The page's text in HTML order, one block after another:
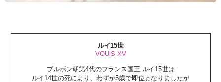
ルイ15世
VOUIS XV
ブルボン朝第4代のフランス国王 ルイ15世は
ルイ14世の死により、わずか5歳で即位となりましたが